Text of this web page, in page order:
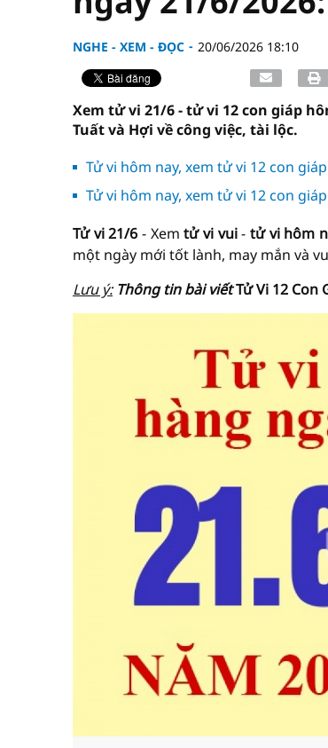
NGHE - XEM - ĐỌC 20/06/2026 18:10
Xem tử vi 21/6 - tử vi 12 con giáp
Tuất và Hợi về công việc, tài lộc.
Tử vi hôm nay, xem tử vi 12 con
Tử vi hôm nay, xem tử vi 12 con
Tử vi 21/6 - Xemtử vi vui- tử vi hôm
một ngày mới tốt lành, may mắn và
Lưu ý: Thông tin bài viếtTử Vi 12 Con